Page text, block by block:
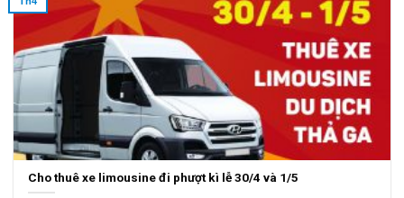
Cho thuê xe limousine đi phượt kì lễ 30/4 và 1/5